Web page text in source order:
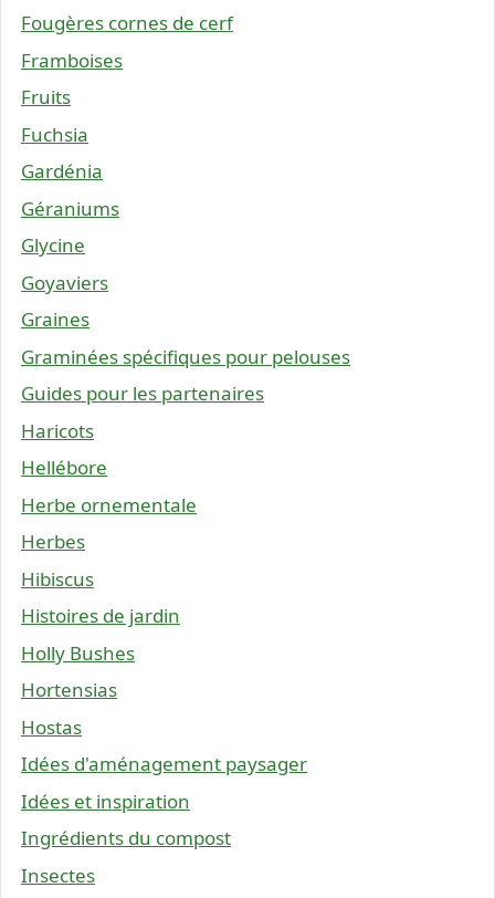
Fougères cornes de cerf
Framboises
Fruits
Fuchsia
Gardénia
Géraniums
Glycine
Goyaviers
Graines
Graminées spécifiques pour pelouses
Guides pour les partenaires
Haricots
Hellébore
Herbe ornementale
Herbes
Hibiscus
Histoires de jardin
Holly Bushes
Hortensias
Hostas
Idées d'aménagement paysager
Idées et inspiration
Ingrédients du compost
Insectes